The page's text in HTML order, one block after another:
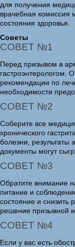
для получения
врачебная комиссия
состояния здоровья.
Советы
СОВЕТ №1
Перед призывом в
гастроэнтерологом.
рекомендации по
необходимости
СОВЕТ №2
Соберите все
хронического
болезни, результаты
документы могут
СОВЕТ №3
Обратите внимание
питание и
состояние и снизить
решение призывной
СОВЕТ №4
Если у вас есть